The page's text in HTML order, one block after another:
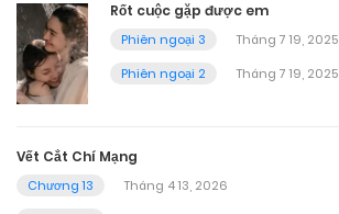
Rốt cuộc gặp được em
Phiên ngoại 3
Tháng 7 19, 2025
Phiên ngoại 2
Tháng 7 19, 2025
Vết Cắt Chí Mạng
Chương 13
Tháng 4 13, 2026